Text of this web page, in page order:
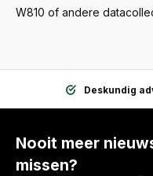
W810 of andere
Deskundig
Nooit meer
missen?